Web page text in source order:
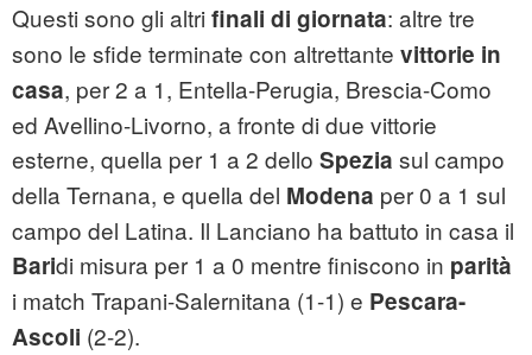
Questi sono gli altri finali di giornata: altre tre
sono le sfide terminate con altrettante vittorie in
casa, per 2 a 1, Entella-Perugia, Brescia-Como
ed Avellino-Livorno, a fronte di due vittorie
esterne, quella per 1 a 2 dello Spezia sul campo
della Ternana, e quella del Modena per 0 a 1 sul
campo del Latina. Il Lanciano ha battuto in casa il
Baridi misura per 1 a 0 mentre finiscono in parità
i match Trapani-Salernitana (1-1) e Pescara-
Ascoli (2-2).